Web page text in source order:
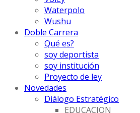
Waterpolo
Wushu
Doble Carrera
Qué es?
soy deportista
soy institución
Proyecto de ley
Novedades
Diálogo Estratégico
EDUCACION